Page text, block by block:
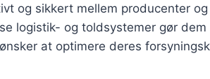
og sikkert mellem producenter
logistik- og toldsystemer gør
at optimere deres